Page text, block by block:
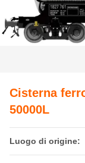
Cisterna
50000L
Luogo di origine: